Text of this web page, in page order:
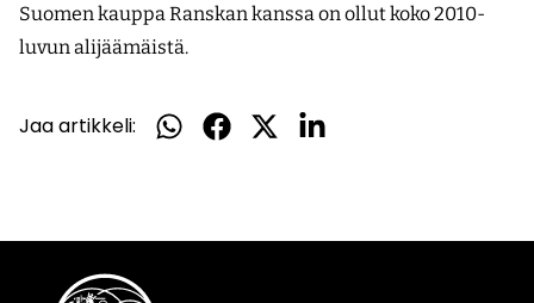
Suomen kauppa Ranskan kanssa on ollut koko 2010-
luvun alijäämäistä.
Jaa artikkeli:
Jaa
Jaa
Jaa
Jaa